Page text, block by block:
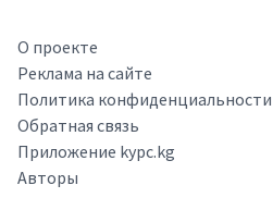
О проекте
Реклама на сайте
Политика конфиденциальности
Обратная связь
Приложение kypc.kg
Авторы